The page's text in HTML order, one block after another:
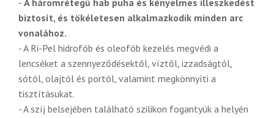
biztosít, és tökéletesen alkalmazkodik minden arc
vonalához.
- A Ri-Pel hidrofób és oleofób kezelés megvédi a
lencséket a szennyeződésektől, víztől, izzadságtól,
sótól, olajtól és portól, valamint megkönnyíti a
tisztításukat.
- A szíj belsejében található szilikon fogantyúk a helyén